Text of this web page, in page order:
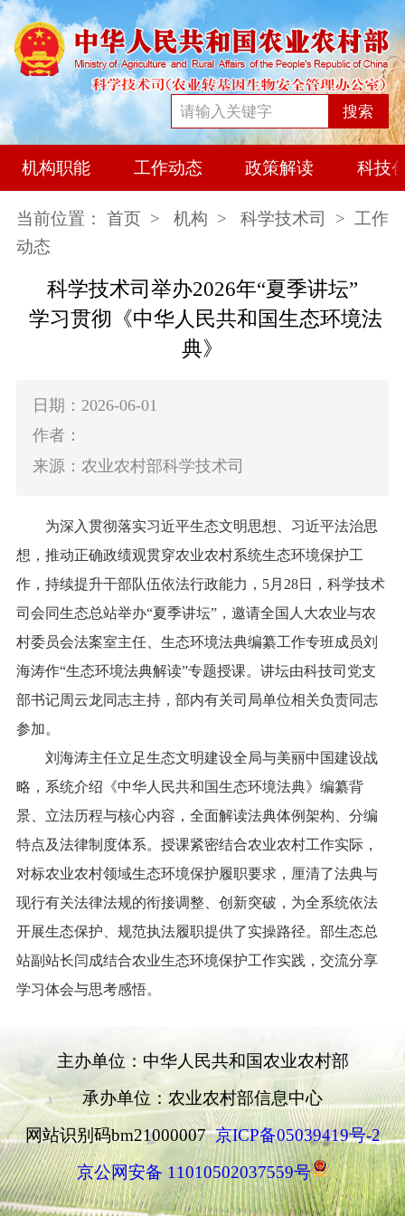
搜索
机构职能 工作动态 政策解读 科技
当前位置： 首页 > 机构 > 科学技术司
> 工作
动态
科学技术司举办2026年“夏季讲坛”
学习贯彻《中华人民共和国生态环境法
典》
日期：2026-06-01
作者：
来源：农业农村部科学技术司
为深入贯彻落实习近平生态文明思想、习近平法治思
想，推动正确政绩观贯穿农业农村系统生态环境保护工
作，持续提升干部队伍依法行政能力，5月28日，科学技术
司会同生态总站举办“夏季讲坛”，邀请全国人大农业与农
村委员会法案室主任、生态环境法典编纂工作专班成员刘
海涛作“生态环境法典解读”专题授课。讲坛由科技司党支
部书记周云龙同志主持，部内有关司局单位相关负责同志
参加。
刘海涛主任立足生态文明建设全局与美丽中国建设战
略，系统介绍《中华人民共和国生态环境法典》编纂背
景、立法历程与核心内容，全面解读法典体例架构、分编
特点及法律制度体系。授课紧密结合农业农村工作实际，
对标农业农村领域生态环境保护履职要求，厘清了法典与
现行有关法律法规的衔接调整、创新突破，为全系统依法
开展生态保护、规范执法履职提供了实操路径。部生态总
站副站长闫成结合农业生态环境保护工作实践，交流分享
学习体会与思考感悟。
主办单位：中华人民共和国农业农村部
承办单位：农业农村部信息中心
网站识别码bm21000007京ICP备05039419号-2
京公网安备 11010502037559号